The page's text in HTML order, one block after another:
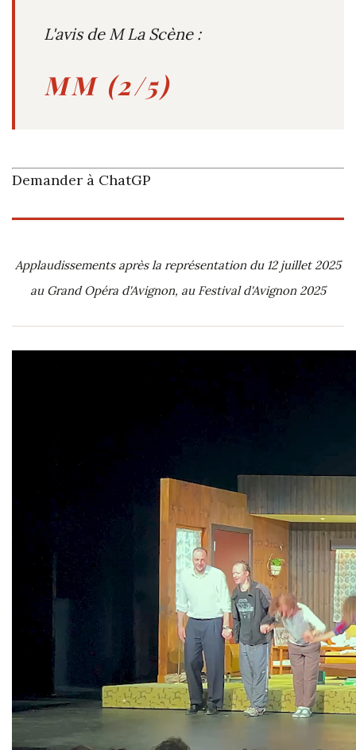
L'avis de M La Scène :
MM (2/5)
Demander à ChatGP
Applaudissements après la représentation du 12 juillet 2025
au Grand Opéra d'Avignon, au Festival d'Avignon 2025